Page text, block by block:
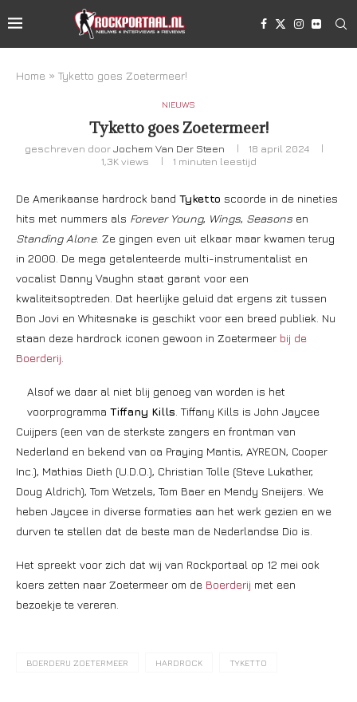
Home » Tyketto goes Zoetermeer!
NIEUWS
Tyketto goes Zoetermeer!
geschreven doorJochem Van Der Steen
18 april 2024
1,3K views 1 minuten leestijd
De Amerikaanse hardrock band Tyketto scoorde in de nineties
hits met nummers als Forever Young, Wings, Seasons en
Standing Alone. Ze gingen even uit elkaar maar kwamen terug
in 2000. De mega getalenteerde multi-instrumentalist en
vocalist Danny Vaughn staat garant voor een
kwaliteitsoptreden. Dat heerlijke geluid dat ergens zit tussen
Bon Jovi en Whitesnake is geschikt voor een breed publiek. Nu
staan deze hardrock iconen gewoon in Zoetermeer bij de
Boerderij
Alsof we daar al niet blij genoeg van worden is het
voorprogramma Tiffany Kills . Tiffany Kills is John Jaycee
Cuijpers (een van de sterkste zangers en frontman van
Nederland en bekend van oa Praying Mantis, AYREON, Cooper
Inc.), Mathias Dieth (U.D.O.), Christian Tolle (Steve Lukather,
Doug Aldrich), Tom Wetzels, Tom Baer en Mendy Sneijers. We
heben Jaycee in diverse formaties aan het werk gezien en we
durven te stellen dat de beste man de Nederlandse Dio is.
Het spreekt voor zich dat wij van Rockportaal op 12 mei ook
koers zetten naar Zoetermeer om de Boerderij met een
bezoekje te vereren.
BOERDERIJ ZOETERMEER HARDROCK TYKETTO